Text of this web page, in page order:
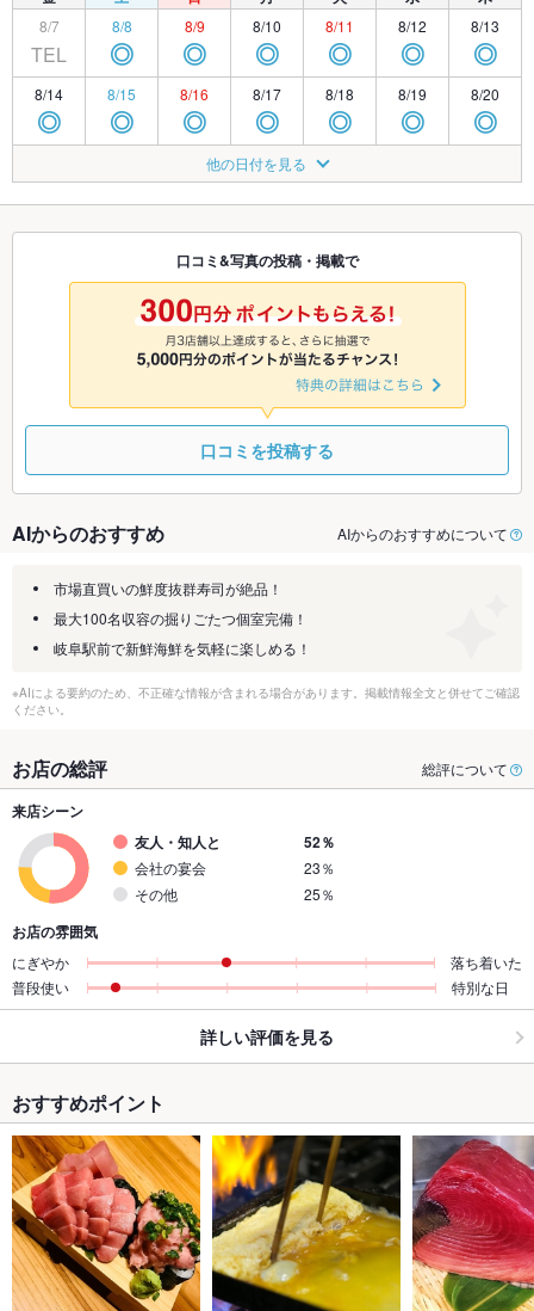
8/7
TEL
8/8
◎
8/9
◎
8/10
◎
8/11
◎
8/12
◎
8/13
◎
8/14
◎
8/15
◎
8/16
◎
8/17
◎
8/18
◎
8/19
◎
8/20
◎
◎ ◎
8/23
◎
8/24
◎
8/25
◎ ◎ ◎
8/28 8/29 8/30
◎
8/31
◎
9/1
◎
9/2 9/3
9/6
◎ ◎ ◎ ◎
他の日付を見る
口コミ&写真の投稿・掲載で
口コミを投稿する
AIからのおすすめ AIからのおすすめについて
市場直買いの鮮度抜群寿司が絶品！
最大100名収容の掘りごたつ個室完備！
岐阜駅前で新鮮海鮮を気軽に楽しめる！
※AIによる要約のため、不正確な情報が含まれる場合があります。掲載情報全文と併せてご確認
ください。
お店の総評 総評について
来店シーン
友人・知人と
52％
会社の宴会
23％
その他
25％
お店の雰囲気
にぎやか
落ち着いた
普段使い
特別な日
詳しい評価を見る
おすすめポイント